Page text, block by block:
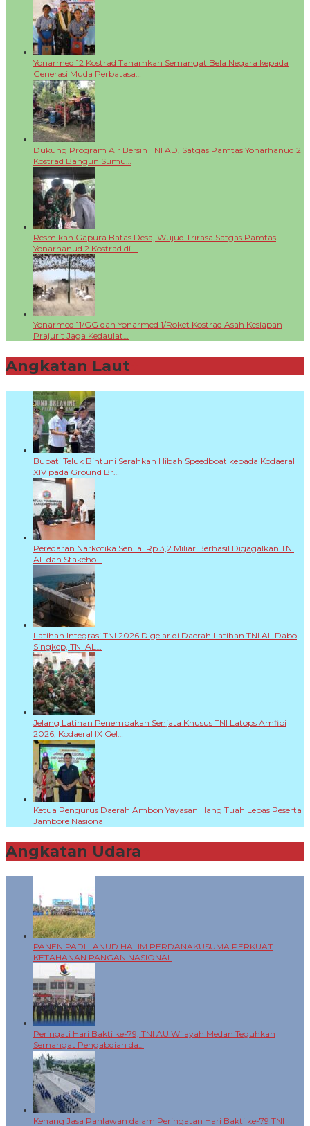
Yonarmed 12 Kostrad Tanamkan Semangat Bela Negara kepada
Generasi Muda Perbatasa…
Dukung Program Air Bersih TNI AD, Satgas Pamtas Yonarhanud 2
Kostrad Bangun Sumu…
Resmikan Gapura Batas Desa, Wujud Trirasa Satgas Pamtas
Yonarhanud 2 Kostrad di …
Yonarmed 11/GG dan Yonarmed 1/Roket Kostrad Asah Kesiapan
Prajurit Jaga Kedaulat…
Angkatan Laut
Bupati Teluk Bintuni Serahkan Hibah Speedboat kepada Kodaeral
XIV pada Ground Br…
Peredaran Narkotika Senilai Rp 3,2 Miliar Berhasil Digagalkan TNI
AL dan Stakeho…
Latihan Integrasi TNI 2026 Digelar di Daerah Latihan TNI AL Dabo
Singkep, TNI AL…
Jelang Latihan Penembakan Senjata Khusus TNI Latops Amfibi
2026, Kodaeral IX Gel…
Ketua Pengurus Daerah Ambon Yayasan Hang Tuah Lepas Peserta
Jambore Nasional
Angkatan Udara
PANEN PADI LANUD HALIM PERDANAKUSUMA PERKUAT
KETAHANAN PANGAN NASIONAL
Peringati Hari Bakti ke-79, TNI AU Wilayah Medan Teguhkan
Semangat Pengabdian da…
Kenang Jasa Pahlawan dalam Peringatan Hari Bakti ke-79 TNI